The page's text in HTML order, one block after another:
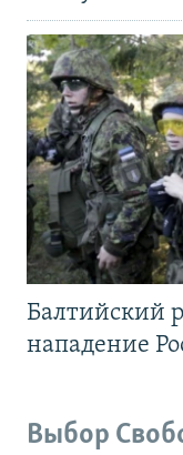
Балтийский
нападение
Выбор